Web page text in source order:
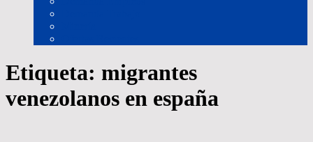
Etiqueta: migrantes
venezolanos en españa